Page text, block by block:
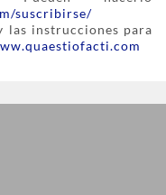
suscribirse/
las instrucciones para